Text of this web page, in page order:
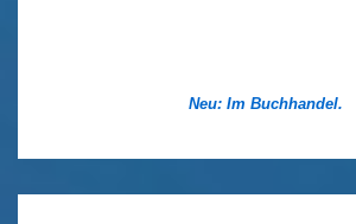
Neu: Im Buchhandel.